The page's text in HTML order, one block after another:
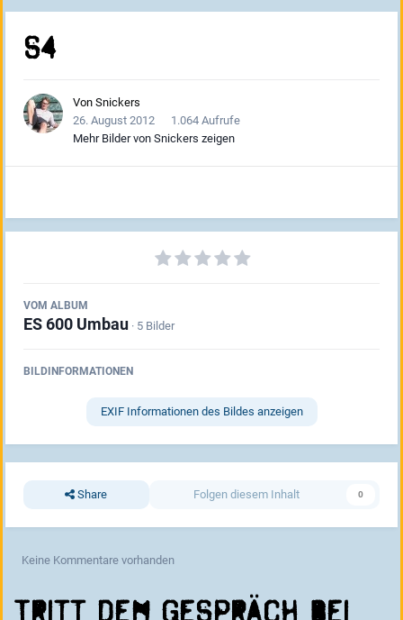
s4
Von Snickers
26. August 2012
1.064 Aufrufe
Mehr Bilder von Snickers zeigen
VOM ALBUM
ES 600 Umbau · 5 Bilder
BILDINFORMATIONEN
EXIF Informationen des Bildes anzeigen
Share Folgen diesem Inhalt 0
Keine Kommentare vorhanden
Tritt dem Gespräch bei